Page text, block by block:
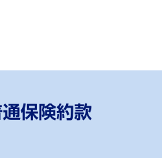
保険約款